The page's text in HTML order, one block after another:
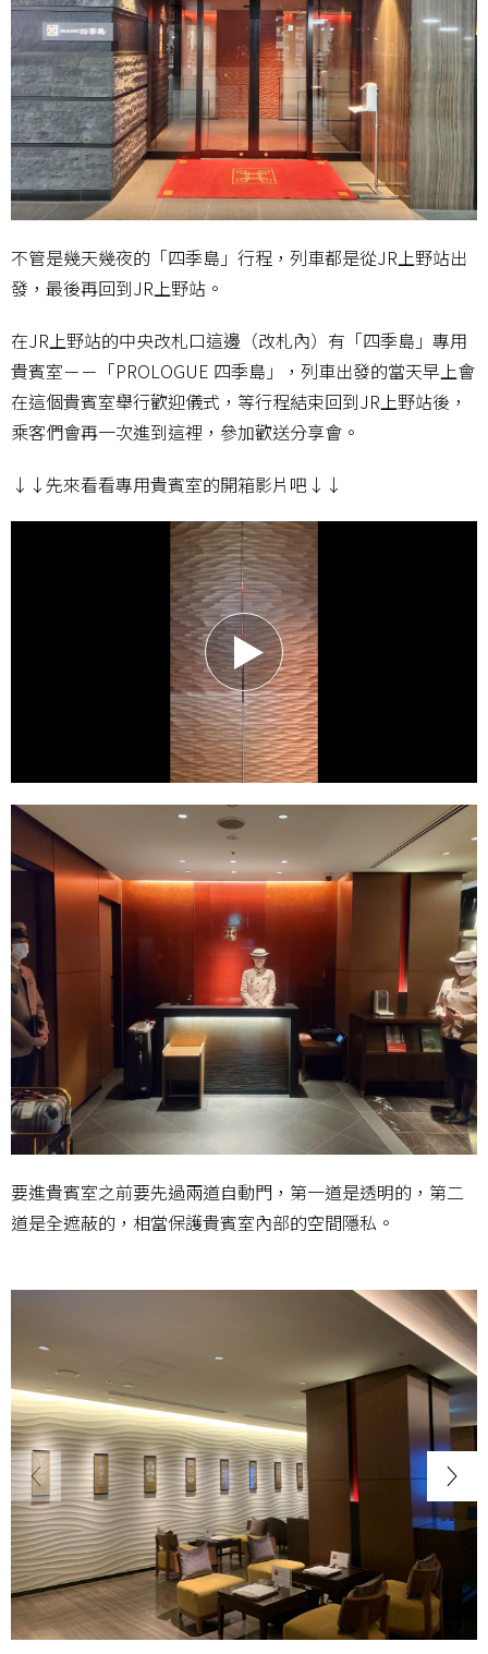
不管是幾天幾夜的「四季島」行程，列車都是從JR上野站出
發，最後再回到JR上野站。
在JR上野站的中央改札口這邊（改札內）有「四季島」專用
貴賓室－－「PROLOGUE 四季島」，列車出發的當天早上會
在這個貴賓室舉行歡迎儀式，等行程結束回到JR上野站後，
乘客們會再一次進到這裡，參加歡送分享會。
↓↓先來看看專用貴賓室的開箱影片吧↓↓
要進貴賓室之前要先過兩道自動門，第一道是透明的，第二
道是全遮蔽的，相當保護貴賓室內部的空間隱私。